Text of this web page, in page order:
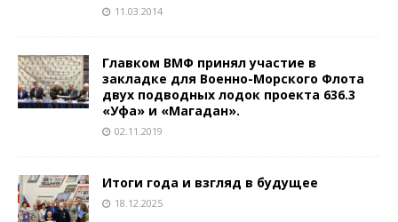
11.03.2014
Главком ВМФ принял участие в
закладке для Военно-Морского Флота
двух подводных лодок проекта 636.3
«Уфа» и «Магадан».
02.11.2019
Итоги года и взгляд в будущее
18.12.2025